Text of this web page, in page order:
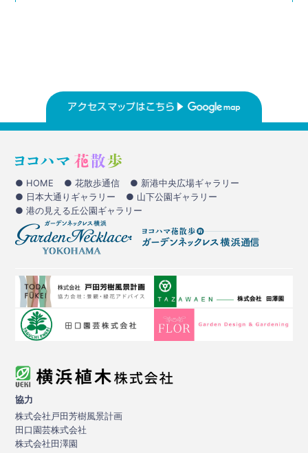
● HOME ● 花散歩通信
● 新港中央広場ギャラリー
● 日本大通りギャラリー
● 山下公園ギャラリー
● 港の見える丘公園ギャラリー
協力
株式会社戸田芳樹風景計画
田口園芸株式会社
株式会社田澤園